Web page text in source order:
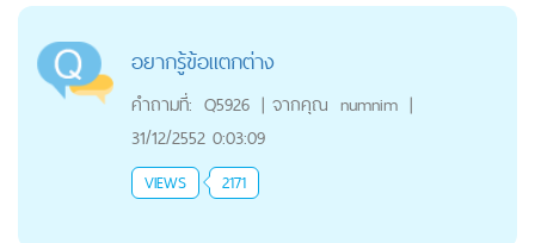
อยากรู้ข้อแตกต่าง
คำถามที่: Q5926 | จากคุณ numnim |
31/12/2552 0:03:09
VIEWS 2171